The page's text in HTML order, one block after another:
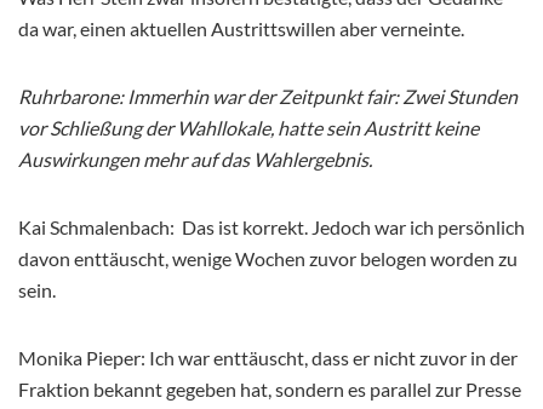
da war, einen aktuellen Austrittswillen aber verneinte.
Ruhrbarone: Immerhin war der Zeitpunkt fair: Zwei Stunden
vor Schließung der Wahllokale, hatte sein Austritt keine
Auswirkungen mehr auf das Wahlergebnis.
Kai Schmalenbach: Das ist korrekt. Jedoch war ich persönlich
davon enttäuscht, wenige Wochen zuvor belogen worden zu
sein.
Monika Pieper: Ich war enttäuscht, dass er nicht zuvor in der
Fraktion bekannt gegeben hat, sondern es parallel zur Presse